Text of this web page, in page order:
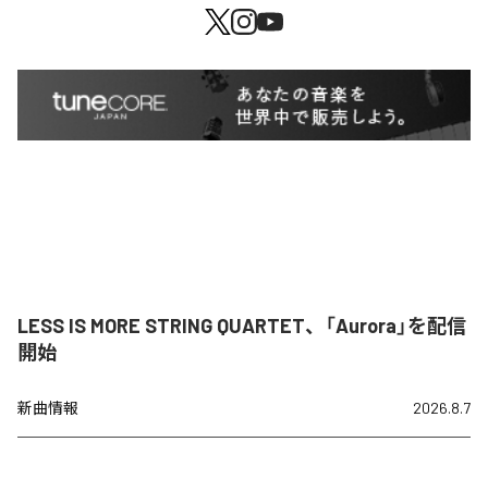
LESS IS MORE STRING QUARTET、「Aurora」を配信
開始
新曲情報 2026.8.7